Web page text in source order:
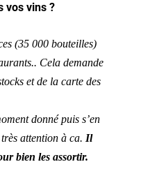
vos vins ?
(35 000 bouteilles)
Cela demande
et de la carte des
donné puis s’en
attention à ca. Il
bien les assortir.